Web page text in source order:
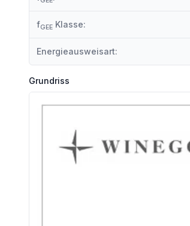
fGEE Klasse:
Energieausweisart:
Grundriss